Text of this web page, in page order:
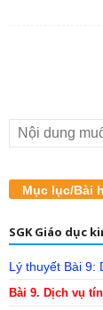
Mục lục/Bài
SGK Giáo dục
Lý thuyết Bài 9:
Bài 9. Dịch vụ